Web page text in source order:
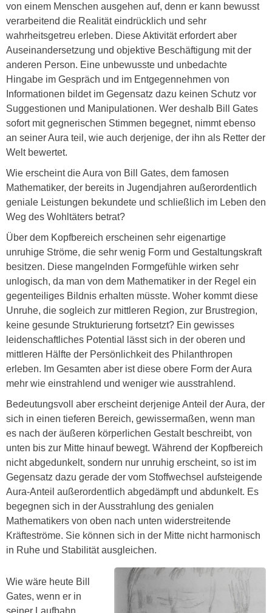
von einem Menschen ausgehen auf, denn er kann bewusst
verarbeitend die Realität eindrücklich und sehr
wahrheitsgetreu erleben. Diese Aktivität erfordert aber
Auseinandersetzung und objektive Beschäftigung mit der
anderen Person. Eine unbewusste und unbedachte
Hingabe im Gespräch und im Entgegennehmen von
Informationen bildet im Gegensatz dazu keinen Schutz vor
Suggestionen und Manipulationen. Wer deshalb Bill Gates
sofort mit gegnerischen Stimmen begegnet, nimmt ebenso
an seiner Aura teil, wie auch derjenige, der ihn als Retter der
Welt bewertet.
Wie erscheint die Aura von Bill Gates, dem famosen
Mathematiker, der bereits in Jugendjahren außerordentlich
geniale Leistungen bekundete und schließlich im Leben den
Weg des Wohltäters betrat?
Über dem Kopfbereich erscheinen sehr eigenartige
unruhige Ströme, die sehr wenig Form und Gestaltungskraft
besitzen. Diese mangelnden Formgefühle wirken sehr
unlogisch, da man von dem Mathematiker in der Regel ein
gegenteiliges Bildnis erhalten müsste. Woher kommt diese
Unruhe, die sogleich zur mittleren Region, zur Brustregion,
keine gesunde Strukturierung fortsetzt? Ein gewisses
leidenschaftliches Potential lässt sich in der oberen und
mittleren Hälfte der Persönlichkeit des Philanthropen
erleben. Im Gesamten aber ist diese obere Form der Aura
mehr wie einstrahlend und weniger wie ausstrahlend.
Bedeutungsvoll aber erscheint derjenige Anteil der Aura, der
sich in einen tieferen Bereich, gewissermaßen, wenn man
es nach der äußeren körperlichen Gestalt beschreibt, von
unten bis zur Mitte hinauf bewegt. Während der Kopfbereich
nicht abgedunkelt, sondern nur unruhig erscheint, so ist im
Gegensatz dazu gerade der vom Stoffwechsel aufsteigende
Aura-Anteil außerordentlich abgedämpft und abdunkelt. Es
begegnen sich in der Ausstrahlung des genialen
Mathematikers von oben nach unten widerstreitende
Kräfteströme. Sie können sich in der Mitte nicht harmonisch
in Ruhe und Stabilität ausgleichen.
Wie wäre heute Bill
Gates, wenn er in
seiner Laufbahn